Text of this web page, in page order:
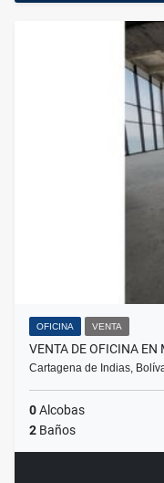
OFICINA VENTA
VENTA DE OFICINA EN
Cartagena de Indias,
0Alcobas
2 Baños